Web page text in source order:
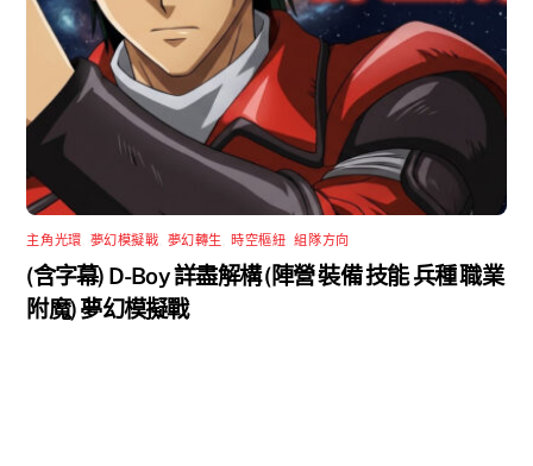
主角光環 夢幻模擬戰 夢幻轉生 時空樞紐 ,組隊方向
(含字幕) D-Boy 詳盡解構 (陣營 裝備 技能 兵種 職業
附魔) 夢幻模擬戰